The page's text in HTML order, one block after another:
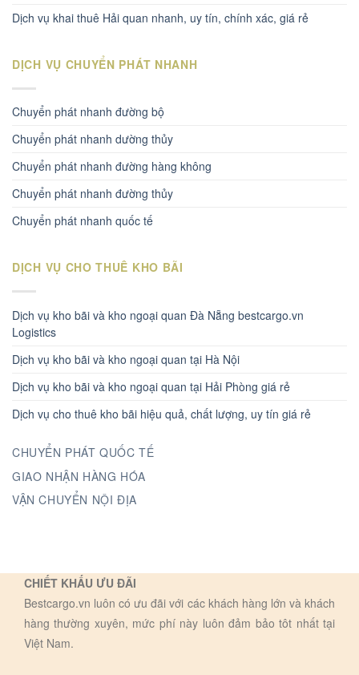
Dịch vụ khai thuê Hải quan nhanh, uy tín, chính xác, giá rẻ
DỊCH VỤ CHUYỂN PHÁT NHANH
Chuyển phát nhanh đường bộ
Chuyển phát nhanh dường thủy
Chuyển phát nhanh đường hàng không
Chuyển phát nhanh đường thủy
Chuyển phát nhanh quốc tế
DỊCH VỤ CHO THUÊ KHO BÃI
Dịch vụ kho bãi và kho ngoại quan Đà Nẵng bestcargo.vn
Logistics
Dịch vụ kho bãi và kho ngoại quan tại Hà Nội
Dịch vụ kho bãi và kho ngoại quan tại Hải Phòng giá rẻ
Dịch vụ cho thuê kho bãi hiệu quả, chất lượng, uy tín giá rẻ
CHUYỂN PHÁT QUỐC TẾ
GIAO NHẬN HÀNG HÓA
VẬN CHUYỂN NỘI ĐỊA
CHIẾT KHẤU ƯU ĐÃI
Bestcargo.vn luôn có ưu đãi với các khách hàng lớn và khách
hàng thường xuyên, mức phí này luôn đảm bảo tôt nhất tại
Việt Nam.